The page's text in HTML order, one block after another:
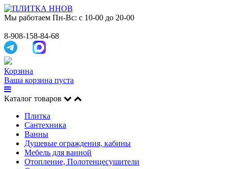
Мы работаем Пн-Вс: с 10-00 до 20-00
8-908-158-84-68
Корзина
Ваша корзина пуста
Каталог товаров
Плитка
Сантехника
Ванны
Душевые ограждения, кабины
Мебель для ванной
Отопление, Полотенцесушители